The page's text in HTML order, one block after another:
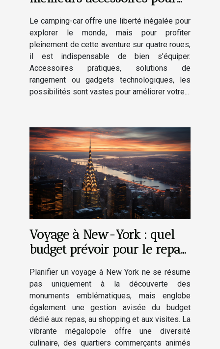
en camping-car
Le camping-car offre une liberté inégalée pour
explorer le monde, mais pour profiter
pleinement de cette aventure sur quatre roues,
il est indispensable de bien s'équiper.
Accessoires pratiques, solutions de
rangement ou gadgets technologiques, les
possibilités sont vastes pour améliorer votre...
Voyage à New-York : quel
budget prévoir pour le repas,
Planifier un voyage à New York ne se résume
pas uniquement à la découverte des
monuments emblématiques, mais englobe
également une gestion avisée du budget
dédié aux repas, au shopping et aux visites. La
vibrante mégalopole offre une diversité
culinaire, des quartiers commerçants animés